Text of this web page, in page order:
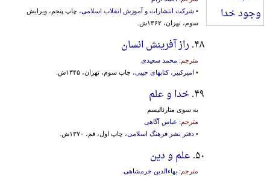
• شرکت انتشارات و آموزش انقلاب اسلامی، چاپ پنجم، ویرایش
سوم، تهران، ۱۳۶۲ش.
۴۸. راز آفرینش انسان
مترجم: محمد سعیدی
• امیرکبیر، کتابهای جیبی، چاپ سوم، تهران، ۱۳۴۵ش.
۴۹. خدا و علم
به سوی متارئالیسم
مترجم: عباس آگاهی
• دفتر نشر فرهنگ اسلامی، چاپ اول، قم، ۱۳۷۰ش.
۵۰. علم و دین
مترجم: بهاءالدین خرمشاهی